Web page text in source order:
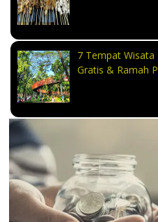
7 Tempat Wisata
Gratis & Ramah